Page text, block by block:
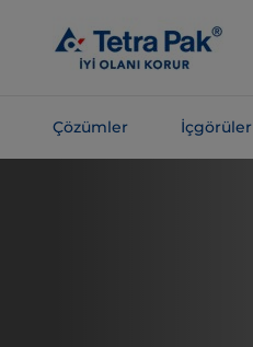
içeriğe
Çözümler İçgörüler